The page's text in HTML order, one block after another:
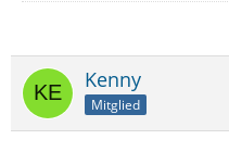
Kenny
Mitglied